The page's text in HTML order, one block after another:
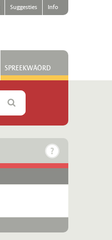
Suggesties Info
SPREEKWÄÖRD